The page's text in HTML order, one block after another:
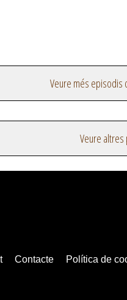
Veure més episodis
Veure altres
Contacte Política de